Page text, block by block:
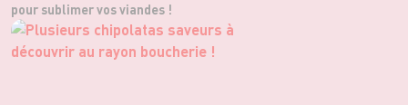
pour sublimer vos viandes !